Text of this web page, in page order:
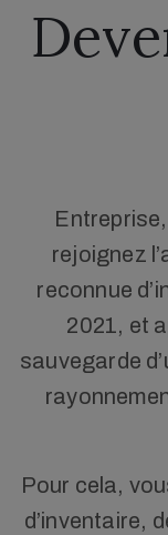
rejoignez
reconnue
2021, et
sauvegarde
Pour cela,
d’inventaire,